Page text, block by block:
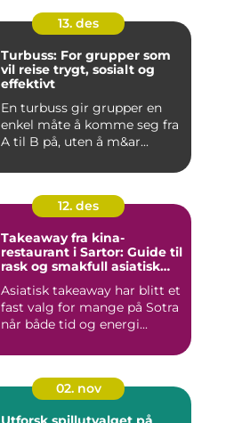
13. des
Turbuss: For grupper som
vil reise trygt, sosialt og
effektivt
En turbuss gir grupper en
enkel måte å komme seg fra
A til B på, uten å m&ar...
12. des
Takeaway fra kina-
restaurant i Sartor: Guide til
rask og smakfull asiatisk
Asiatisk takeaway har blitt et
fast valg for mange på Sotra
når både tid og energi...
02. nov